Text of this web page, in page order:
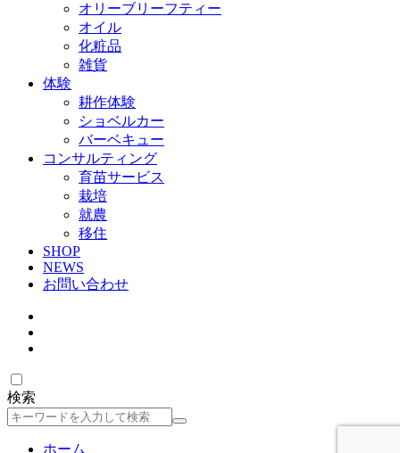
オリーブリーフティー
オイル
化粧品
雑貨
体験
耕作体験
ショベルカー
バーベキュー
コンサルティング
育苗サービス
栽培
就農
移住
SHOP
NEWS
お問い合わせ
検索
検
ホーム